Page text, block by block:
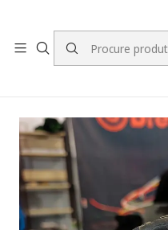
Início LOJA ONLINE
Alternador Chevrolet
96540541